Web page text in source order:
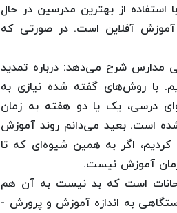
از بهترین مدرسین در حال
آفلاین است. در صورتی که
مدارس شرح می‌دهد: درباره تمدید
با روش‌های گفته شده نیازی به
درسی، یک یا دو هفته به زمان
است. بعید می‌دانم روند آموزش
اگر به همین شیوه‌ای که تا
آموزش نیست.
است که بد نیست به آن هم
به اندازه آموزش و پرورش -